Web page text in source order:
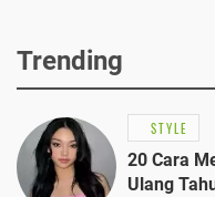
Trending
STYLE
20 Cara
Ulang